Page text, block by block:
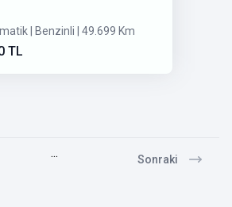
| Benzinli | 49.699 Km
TL
... Sonraki